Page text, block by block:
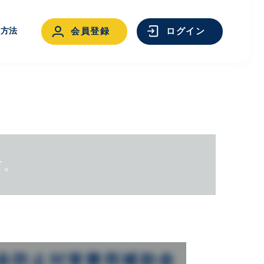
法 会員登録 ログイン